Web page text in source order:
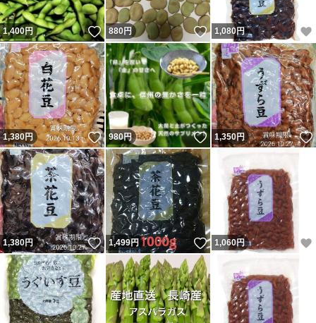
1,400円 いいね！
880円 いいね！
1,080円
1,380円 いいね！
980円 いいね！
1,350円
1,380円 いいね！
1,499円 いいね！
1,060円